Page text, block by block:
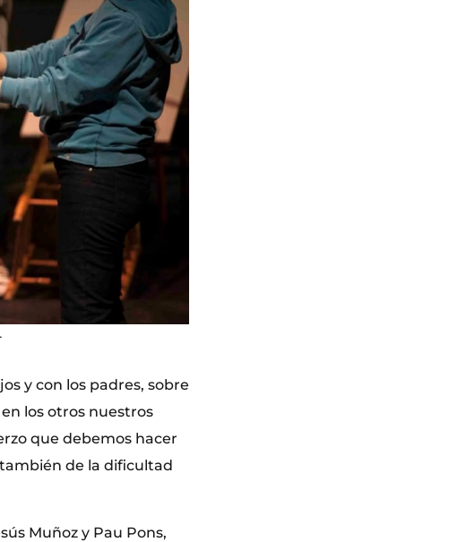
y con los padres, sobre
los otros nuestros
que debemos hacer
de la dificultad
Muñoz y Pau Pons,